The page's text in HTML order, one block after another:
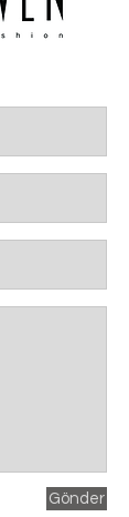
Gönder